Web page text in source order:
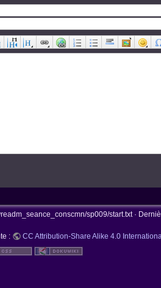
sp009/start.txt·
: CC Attribution-Share Alike 4.0